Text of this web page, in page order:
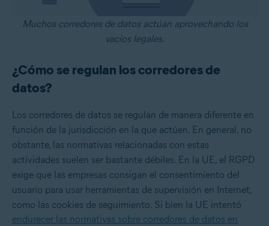
Muchos corredores de datos actúan aprovechando los
vacíos legales.
¿Cómo se regulan los corredores de
datos?
Los corredores de datos se regulan de manera diferente en
función de la jurisdicción en la que actúen. En general, no
obstante, las normativas relacionadas con estas
actividades suelen ser bastante débiles. En la UE, el RGPD
exige que las empresas consigan el consentimiento del
usuario para usar herramientas de supervisión en Internet,
como las cookies de seguimiento. Si bien la UE intentó
endurecer las normativas sobre corredores de datos en